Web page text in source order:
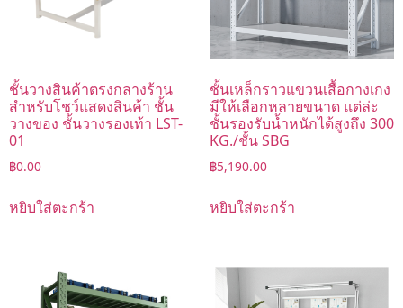
ชั้นวางสินค้าตรงกลางร้าน
สำหรับโชว์แสดงสินค้า ชั้น
วางของ ชั้นวางรองเท้า LST-
01
฿0.00
หยิบใส่ตะกร้า
ชั้นเหล็กราวแขวนเสื้อกางเกง
มีให้เลือกหลายขนาด แต่ล่ะ
ชั้นรองรับน้ำหนักได้สูงถึง 300
KG./ชั้น SBG
฿5,190.00
หยิบใส่ตะกร้า